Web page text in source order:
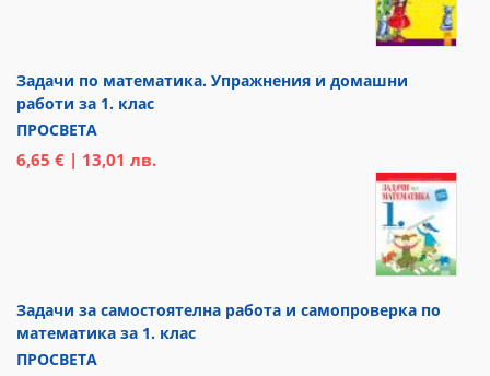
Задачи по математика. Упражнения и домашни
работи за 1. клас
ПРОСВЕТА
6,65 € | 13,01 лв.
Задачи за самостоятелна работа и самопроверка по
математика за 1. клас
ПРОСВЕТА